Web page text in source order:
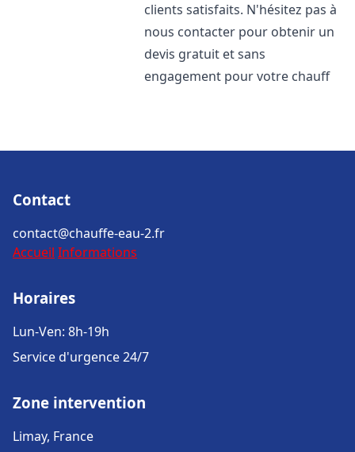
clients satisfaits. N'hésitez pas à
nous contacter pour obtenir un
devis gratuit et sans
engagement pour votre chauff
Contact
contact@chauffe-eau-2.fr
Accueil Informations
Horaires
Lun-Ven: 8h-19h
Service d'urgence 24/7
Zone intervention
Limay, France